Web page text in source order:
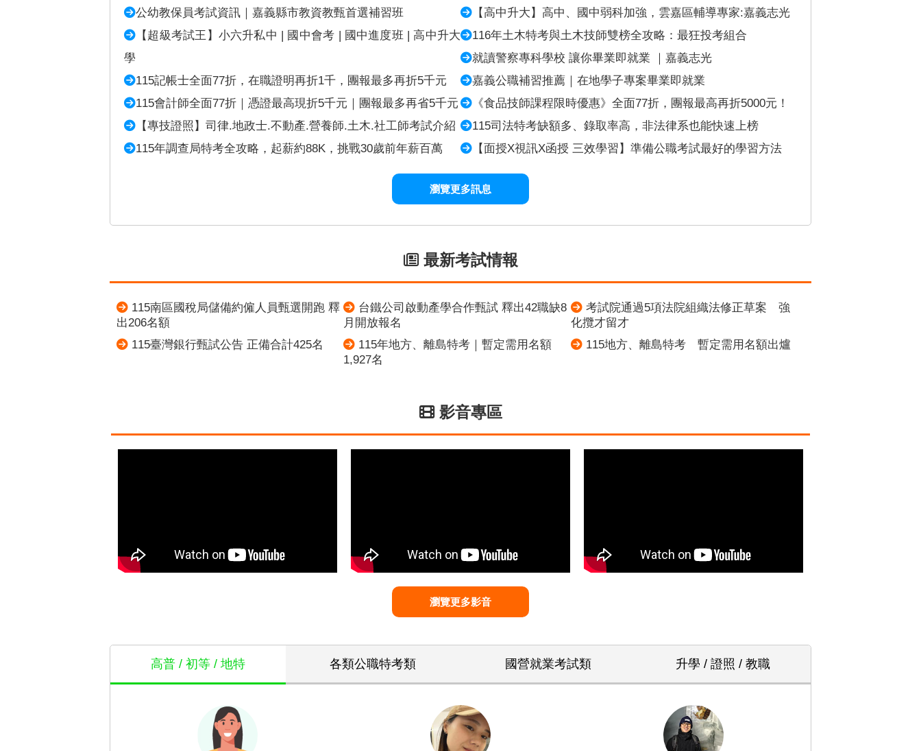
公幼教保員考試資訊｜嘉義縣市教資教甄首選補習班
【高中升大】高中、國中弱科加強，雲嘉區輔導專家:嘉義志光
【超級考試王】小六升私中 | 國中會考 | 國中進度班 | 高中升大
學
116年土木特考與土木技師雙榜全攻略：最狂投考組合
就讀警察專科學校 讓你畢業即就業 ｜嘉義志光
115記帳士全面77折，在職證明再折1千，團報最多再折5千元
嘉義公職補習推薦｜在地學子專案畢業即就業
115會計師全面77折｜憑證最高現折5千元｜團報最多再省5千元
《食品技師課程限時優惠》全面77折，團報最高再折5000元！
【專技證照】司律.地政士.不動產.營養師.土木.社工師考試介紹
115司法特考缺額多、錄取率高，非法律系也能快速上榜
115年調查局特考全攻略，起薪約88K，挑戰30歲前年薪百萬
【面授X視訊X函授 三效學習】準備公職考試最好的學習方法
瀏覽更多訊息
最新考試情報
115南區國稅局儲備約僱人員甄選開跑 釋
出206名額
台鐵公司啟動產學合作甄試 釋出42職缺8
月開放報名
考試院通過5項法院組織法修正草案 強
化攬才留才
115臺灣銀行甄試公告 正備合計425名
115年地方、離島特考｜暫定需用名額
1,927名
115地方、離島特考 暫定需用名額出爐
影音專區
瀏覽更多影音
高普 / 初等 / 地特 各類公職特考類 國營就業考試類 升學 / 證照 / 教職